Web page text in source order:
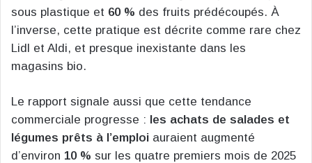
sous plastique et 60 % des fruits prédécoupés. À
l’inverse, cette pratique est décrite comme rare chez
Lidl et Aldi, et presque inexistante dans les
magasins bio.
Le rapport signale aussi que cette tendance
commerciale progresse : les achats de salades et
légumes prêts à l’emploi auraient augmenté
d’environ 10 % sur les quatre premiers mois de 2025